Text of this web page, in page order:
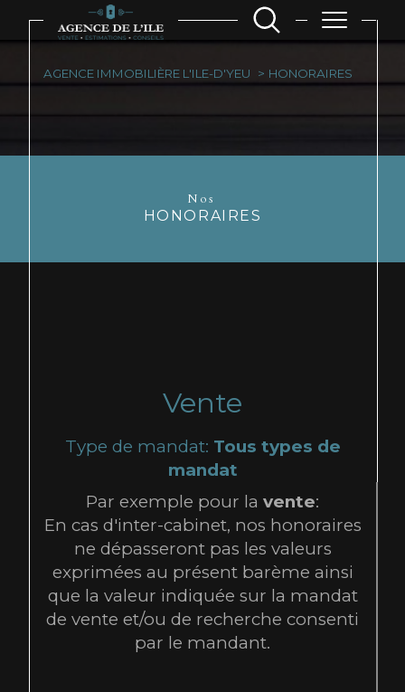
AGENCE IMMOBILIÈRE L'ILE-D'YEU HONORAIRES
Nos
HONORAIRES
Vente
Type de mandat: Tous types de
mandat
Par exemple pour la vente:
En cas d'inter-cabinet, nos honoraires
ne dépasseront pas les valeurs
exprimées au présent barème ainsi
que la valeur indiquée sur la mandat
de vente et/ou de recherche consenti
par le mandant.